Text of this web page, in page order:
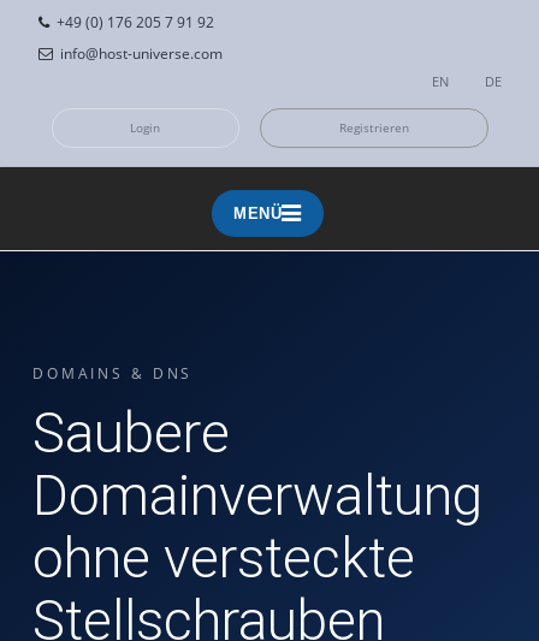
+49 (0) 176 205 7 91 92
info@host-universe.com
EN DE
Login Registrieren
MENÜ
MENÜ
DOMAINS & DNS
Saubere
Domainverwaltung
ohne versteckte
Stellschrauben